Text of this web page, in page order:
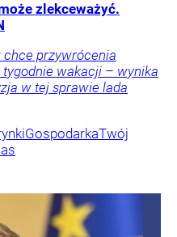
zlekceważyć.
przywrócenia
wakacji – wynika
w tej sprawie lada
GospodarkaTwój